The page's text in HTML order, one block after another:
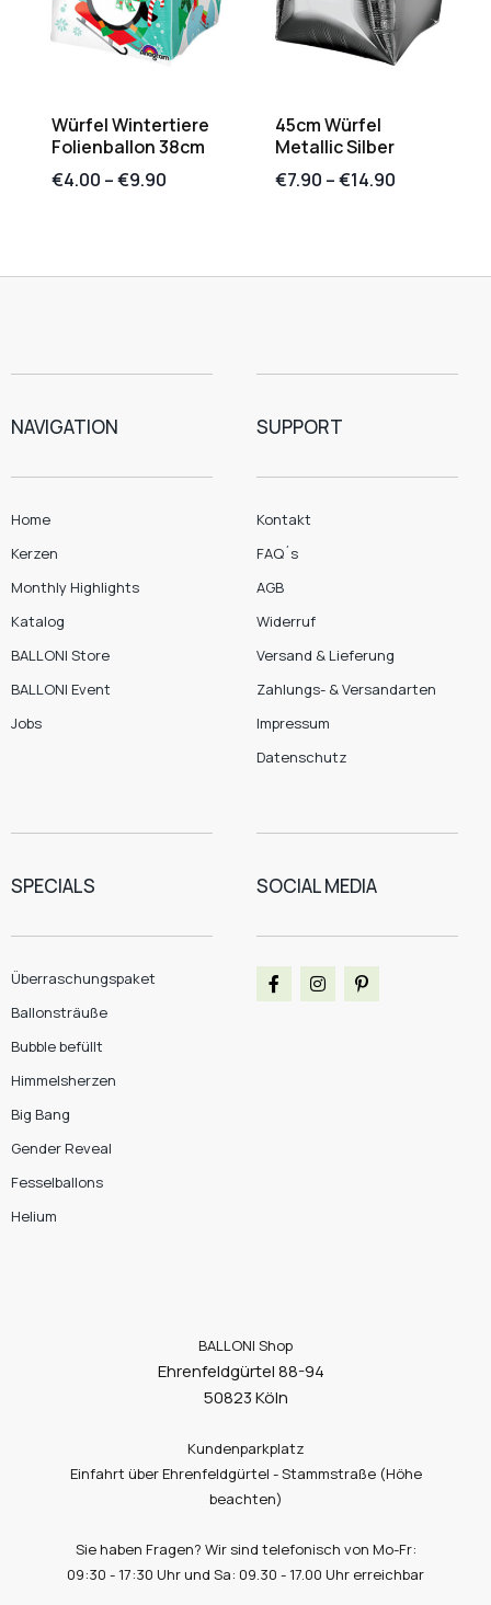
Würfel Wintertiere
Folienballon 38cm
€4.00 –€9.90
45cm Würfel
Metallic Silber
€7.90 –€14.90
NAVIGATION
Home
Kerzen
Monthly Highlights
Katalog
BALLONI Store
BALLONI Event
Jobs
SUPPORT
Kontakt
FAQ´s
AGB
Widerruf
Versand & Lieferung
Zahlungs- & Versandarten
Impressum
Datenschutz
SPECIALS
Überraschungspaket
Ballonsträuße
Bubble befüllt
Himmelsherzen
Big Bang
Gender Reveal
Fesselballons
Helium
SOCIAL MEDIA
BALLONI Shop
Ehrenfeldgürtel 88-94
50823 Köln
Kundenparkplatz
Einfahrt über Ehrenfeldgürtel - Stammstraße (Höhe
beachten)
Sie haben Fragen? Wir sind telefonisch von Mo-Fr:
09:30 - 17:30 Uhr und Sa: 09.30 - 17.00 Uhr erreichbar